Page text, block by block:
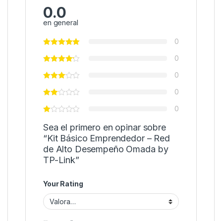
0.0
en general
0
0
0
0
0
Sea el primero en opinar sobre
“Kit Básico Emprendedor – Red
de Alto Desempeño Omada by
TP-Link”
Your Rating